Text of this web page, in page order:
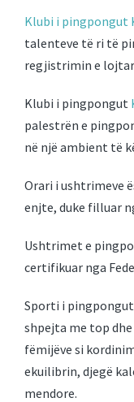
Klubi i pingpongut
talenteve të ri të
regjistrimin e
Klubi i pingpongut
palestrën e
në një ambient të
Orari i ushtrimeve
enjte, duke filluar
Ushtrimet e
certifikuar nga
Sporti i
shpejta me top
fëmijëve si
ekuilibrin, djegë
mendore.